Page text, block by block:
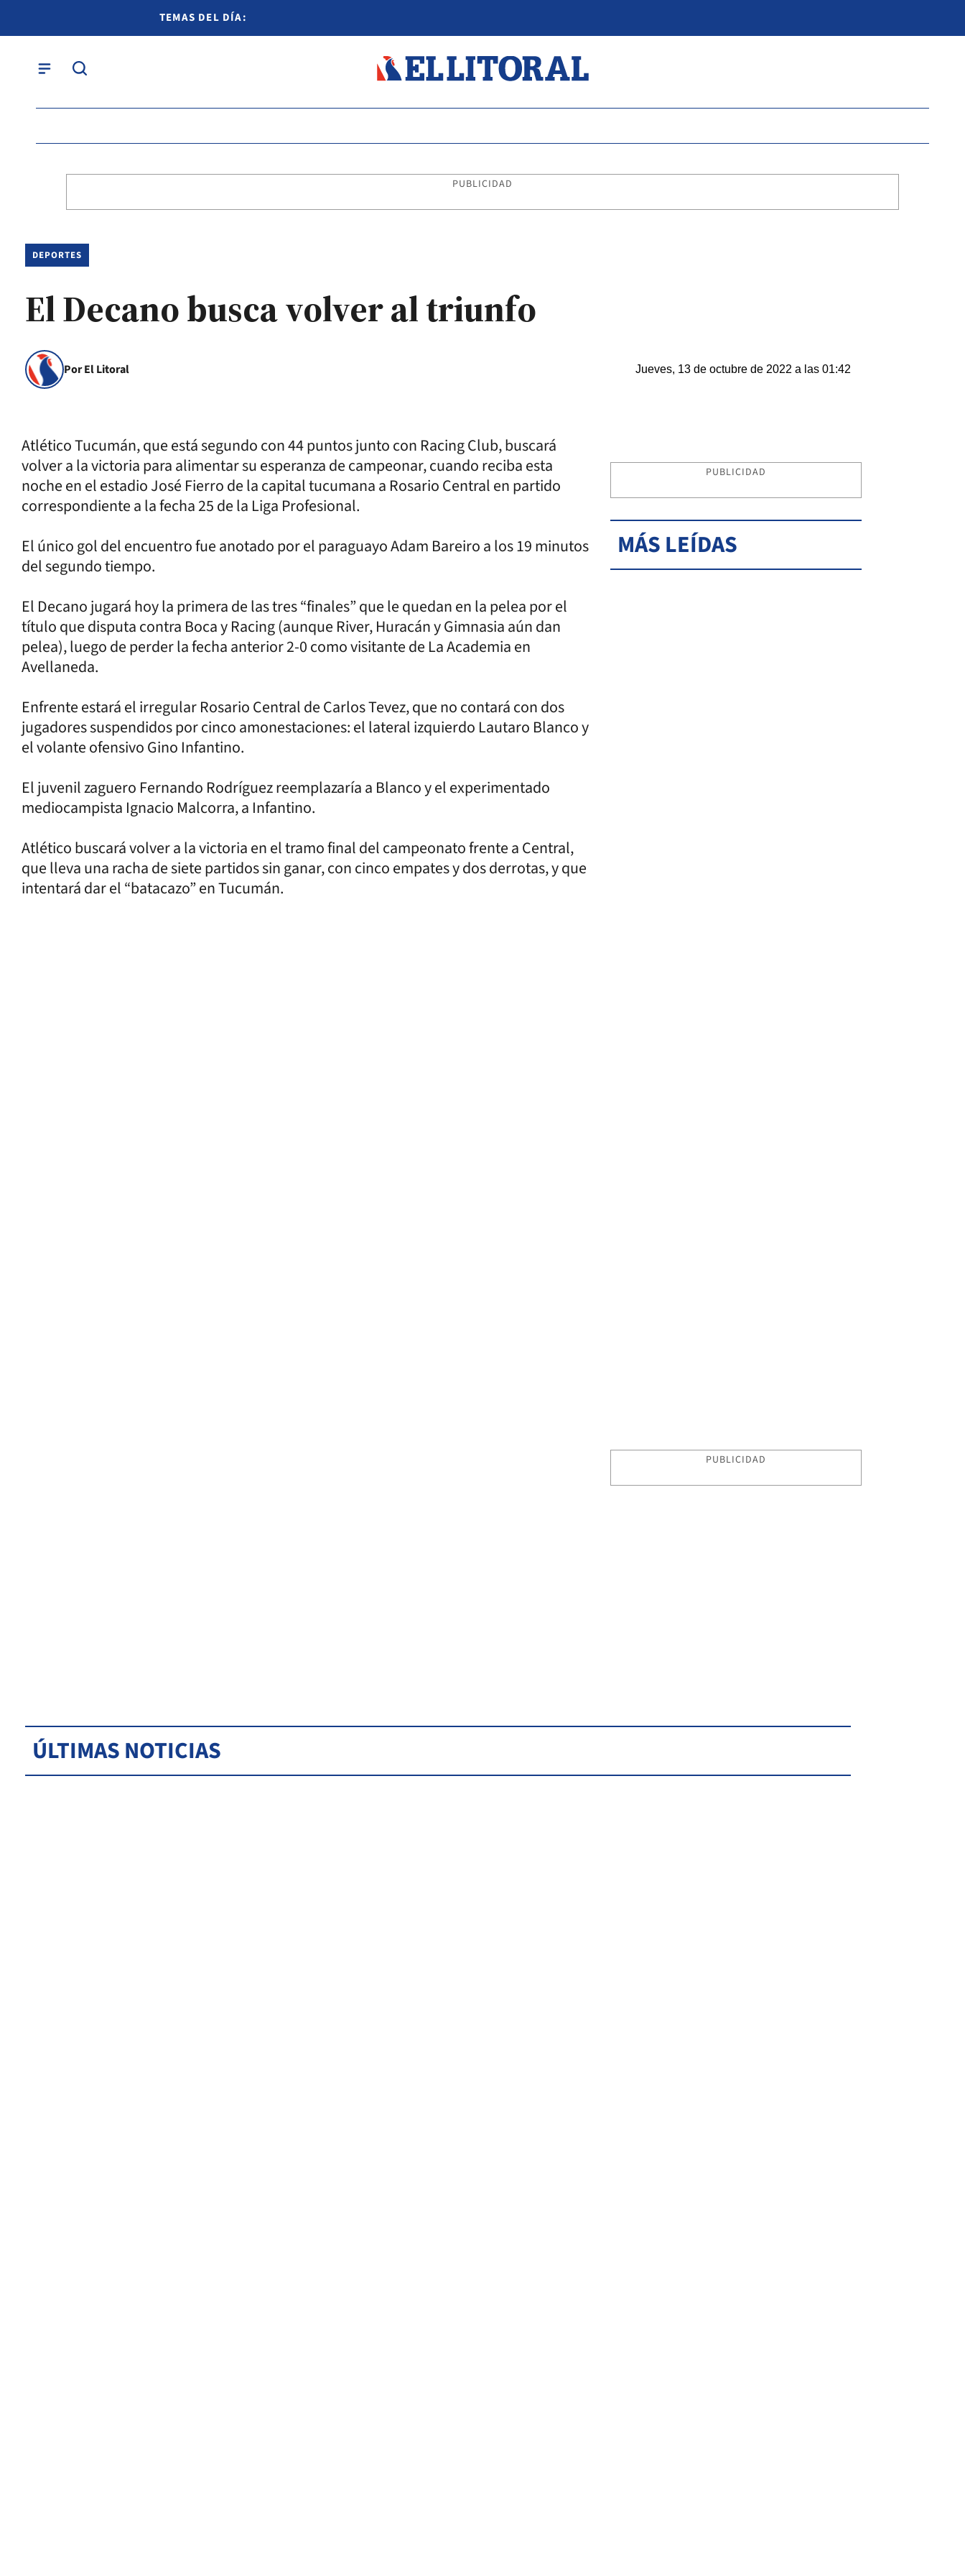
TEMAS DEL DÍA:
PUBLICIDAD
DEPORTES
El Decano busca volver al triunfo
Por El Litoral Jueves, 13 de octubre de 2022 a las 01:42
Atlético Tucumán, que está segundo con 44 puntos junto con Racing Club, buscará
volver a la victoria para alimentar su esperanza de campeonar, cuando reciba esta
noche en el estadio José Fierro de la capital tucumana a Rosario Central en partido
correspondiente a la fecha 25 de la Liga Profesional.
El único gol del encuentro fue anotado por el paraguayo Adam Bareiro a los 19 minutos
del segundo tiempo.
El Decano jugará hoy la primera de las tres “finales” que le quedan en la pelea por el
título que disputa contra Boca y Racing (aunque River, Huracán y Gimnasia aún dan
pelea), luego de perder la fecha anterior 2-0 como visitante de La Academia en
Avellaneda.
Enfrente estará el irregular Rosario Central de Carlos Tevez, que no contará con dos
jugadores suspendidos por cinco amonestaciones: el lateral izquierdo Lautaro Blanco y
el volante ofensivo Gino Infantino.
El juvenil zaguero Fernando Rodríguez reemplazaría a Blanco y el experimentado
mediocampista Ignacio Malcorra, a Infantino.
Atlético buscará volver a la victoria en el tramo final del campeonato frente a Central,
que lleva una racha de siete partidos sin ganar, con cinco empates y dos derrotas, y que
intentará dar el “batacazo” en Tucumán.
PUBLICIDAD
MÁS LEÍDAS
PUBLICIDAD
ÚLTIMAS NOTICIAS